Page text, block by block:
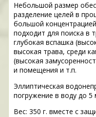
Небольшой размер
разделение целей в
большой
подходит для поиска в
глубокая вспашка
высокая трава, среди
(высокая
и помещения и т.п.
Эллиптическая
погружение в воду до
Вес: 350 г. вместе с